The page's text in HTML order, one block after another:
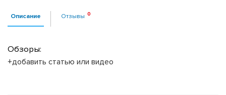
Описание Отзывы
Обзоры:
+добавить статью или видео